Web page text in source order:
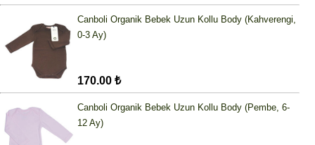
Canboli Organik Bebek Uzun Kollu Body (Kahverengi,
0-3 Ay)
170.00 ₺
Canboli Organik Bebek Uzun Kollu Body (Pembe, 6-
12 Ay)